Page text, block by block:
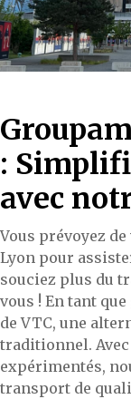
:
avec
Vous prévoyez
Lyon pour
souciez plus du
vous ! En tant
de VTC, une
traditionnel.
expérimentés,
transport de